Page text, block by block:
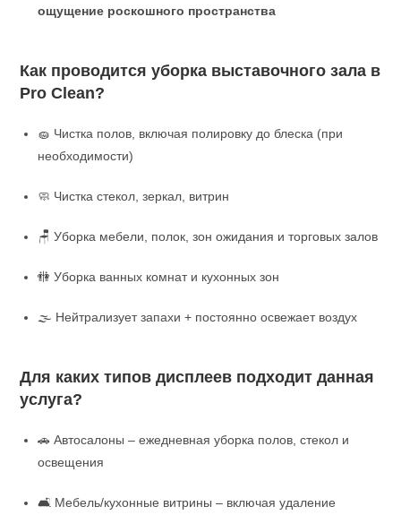
ощущение роскошного пространства
Как проводится уборка выставочного зала в
Pro Clean?
🧽 Чистка полов, включая полировку до блеска (при
необходимости)
🧼 Чистка стекол, зеркал, витрин
🪑 Уборка мебели, полок, зон ожидания и торговых залов
🚻 Уборка ванных комнат и кухонных зон
🌫️ Нейтрализует запахи + постоянно освежает воздух
Для каких типов дисплеев подходит данная
услуга?
🚗 Автосалоны – ежедневная уборка полов, стекол и
освещения
🛋️ Мебель/кухонные витрины – включая удаление